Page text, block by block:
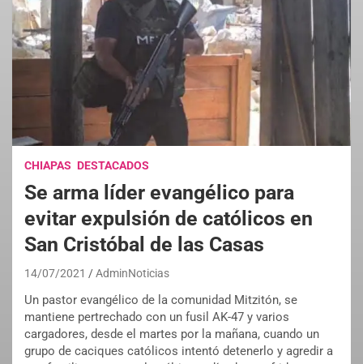
CHIAPAS DESTACADOS
Se arma líder evangélico para
evitar expulsión de católicos en
San Cristóbal de las Casas
14/07/2021 AdminNoticias
Un pastor evangélico de la comunidad Mitzitón, se
mantiene pertrechado con un fusil AK-47 y varios
cargadores, desde el martes por la mañana, cuando un
grupo de caciques católicos intentó detenerlo y agredir a